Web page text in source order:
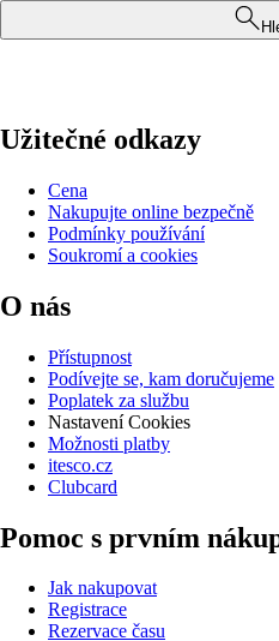
Užitečné odkazy
Cena
Nakupujte online bezpečně
Podmínky používání
Soukromí a cookies
O nás
Přístupnost
Podívejte se, kam doručujeme
Poplatek za službu
Nastavení Cookies
Možnosti platby
itesco.cz
Clubcard
Pomoc s prvním
Jak nakupovat
Registrace
Rezervace času